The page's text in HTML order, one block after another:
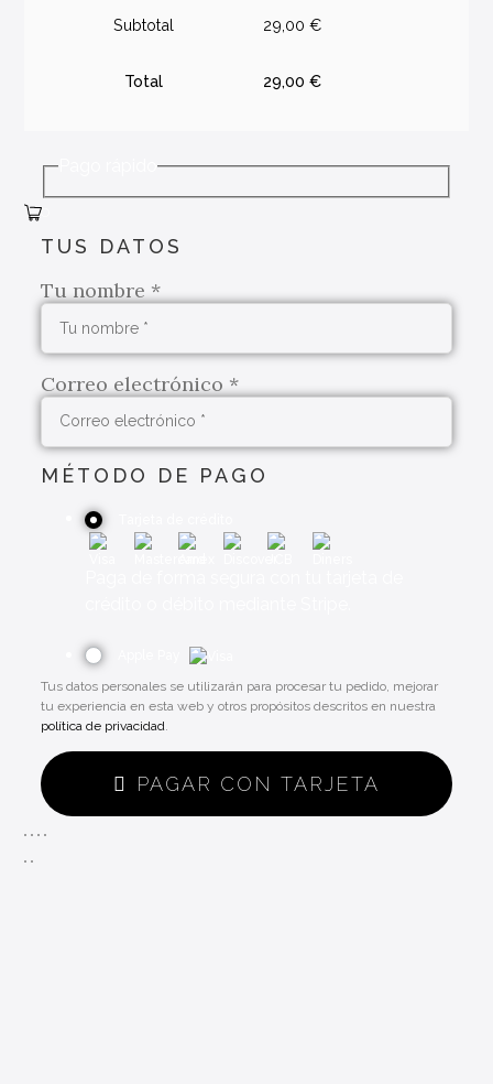
Subtotal 29,00€
Total 29,00€
Pago rápido
O
TUS DATOS
Tu nombre *
Correo electrónico *
MÉTODO DE PAGO
Tus datos personales se utilizarán para procesar tu pedido, mejorar
tu experiencia en esta web y otros propósitos descritos en nuestra
política de privacidad
PAGAR CON TARJETA